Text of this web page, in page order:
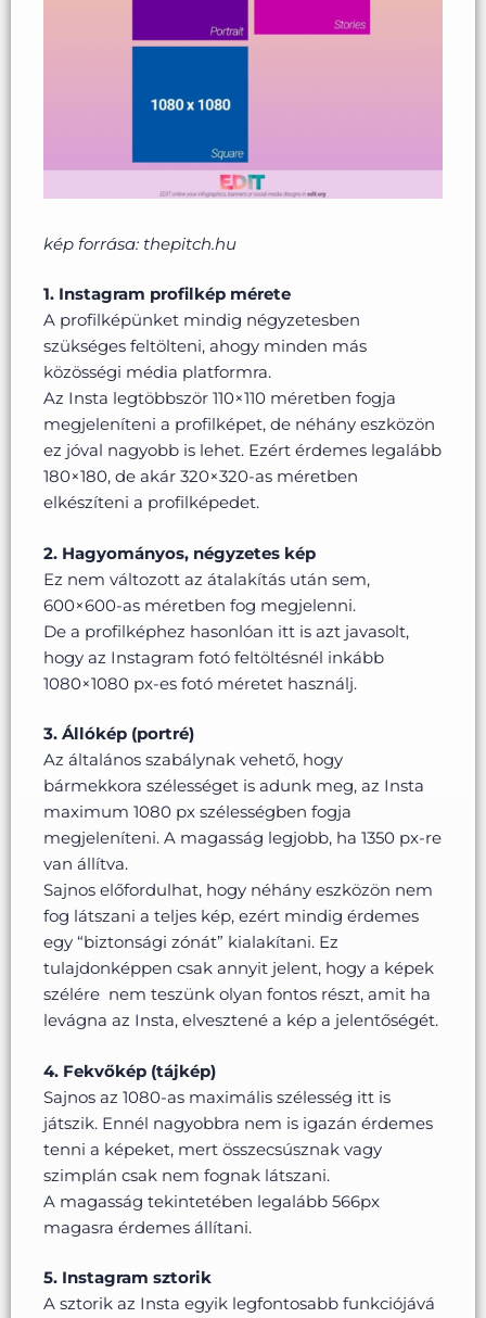
kép forrása: thepitch.hu
1. Instagram profilkép mérete
A profilképünket mindig négyzetesben
szükséges feltölteni, ahogy minden más
közösségi média platformra.
Az Insta legtöbbször 110×110 méretben fogja
megjeleníteni a profilképet, de néhány eszközön
ez jóval nagyobb is lehet. Ezért érdemes legalább
180×180, de akár 320×320-as méretben
elkészíteni a profilképedet.
2. Hagyományos, négyzetes kép
Ez nem változott az átalakítás után sem,
600×600-as méretben fog megjelenni.
De a profilképhez hasonlóan itt is azt javasolt,
hogy az Instagram fotó feltöltésnél inkább
1080×1080 px-es fotó méretet használj.
3. Állókép (portré)
Az általános szabálynak vehető, hogy
bármekkora szélességet is adunk meg, az Insta
maximum 1080 px szélességben fogja
megjeleníteni. A magasság legjobb, ha 1350 px-re
van állítva.
Sajnos előfordulhat, hogy néhány eszközön nem
fog látszani a teljes kép, ezért mindig érdemes
egy “biztonsági zónát” kialakítani. Ez
tulajdonképpen csak annyit jelent, hogy a képek
szélére nem teszünk olyan fontos részt, amit ha
levágna az Insta, elvesztené a kép a jelentőségét.
4. Fekvőkép (tájkép)
Sajnos az 1080-as maximális szélesség itt is
játszik. Ennél nagyobbra nem is igazán érdemes
tenni a képeket, mert összecsúsznak vagy
szimplán csak nem fognak látszani.
A magasság tekintetében legalább 566px
magasra érdemes állítani.
5. Instagram sztorik
A sztorik az Insta egyik legfontosabb funkciójává